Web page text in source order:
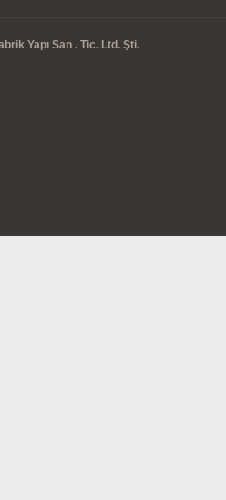
Yapı San . Tic. Ltd. Şti.